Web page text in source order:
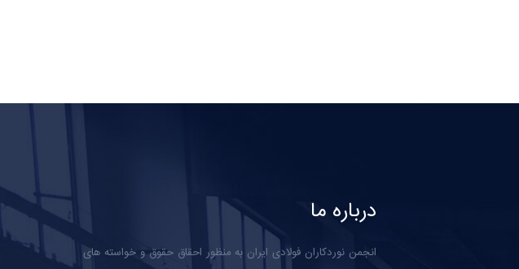
درباره ما
انجمن نوردکاران فولادی ایران به منظور احقاق حقوق و خواسته های